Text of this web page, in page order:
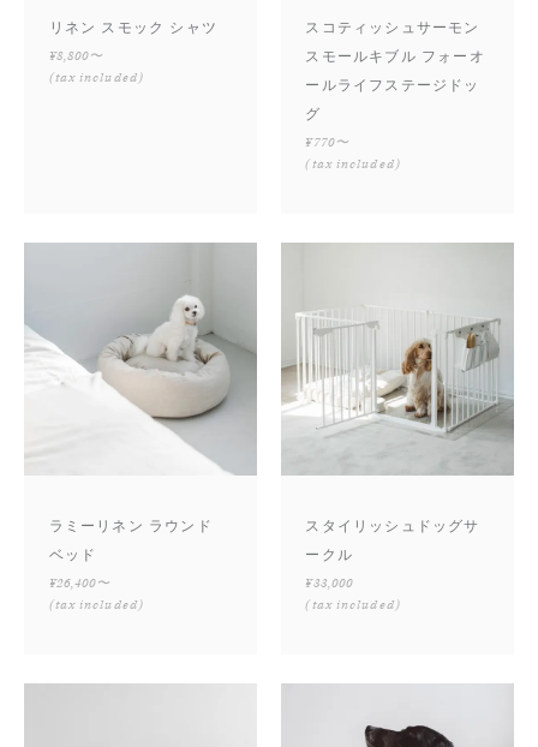
リネン スモック シャツ
¥8,800〜
(tax included)
スコティッシュサーモン
スモールキブル フォーオ
ールライフステージドッ
グ
¥770〜
(tax included)
ラミーリネン ラウンド
ベッド
¥26,400〜
(tax included)
スタイリッシュドッグサ
ークル
¥33,000
(tax included)